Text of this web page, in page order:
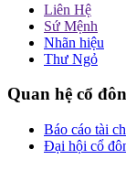
Liên Hệ
Sứ Mệnh
Nhãn hiệu
Thư Ngỏ
Quan hệ cổ
Báo cáo tài
Đại hội cổ